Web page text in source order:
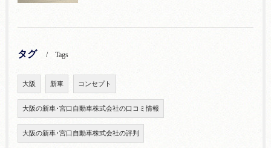
タグ Tags
大阪 新車 コンセプト
大阪の新車･宮口自動車株式会社の口コミ情報
大阪の新車･宮口自動車株式会社の評判